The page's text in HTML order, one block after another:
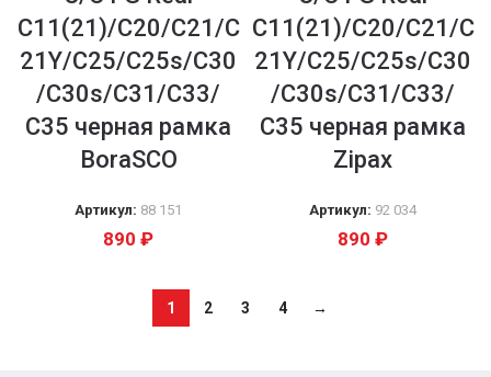
C11(21)/C20/C21/C
21Y/C25/C25s/C30
/C30s/C31/C33/
С35 черная рамка
BoraSCO
Артикул: 88 151
890 ₽
C11(21)/C20/C21/C
21Y/C25/C25s/C30
/C30s/C31/C33/
С35 черная рамка
Zipax
Артикул: 92 034
890 ₽
1 2 3 4 →